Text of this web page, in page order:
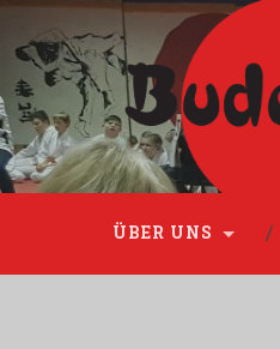
Please disable Adblock!
ÜBER UNS